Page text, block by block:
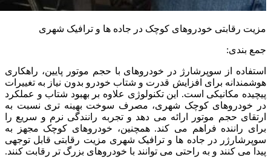
مزیت رقابتی خودروهای کوچک در جاده ها و ترافیک شهری
جمع بندی:
استفاده از سوپرشارژ در خودروهای با حجم موتور پایین، راهکاری
هوشمندانه برای افزایش قدرت و شتاب خودرو بدون نیاز به تغییرات
پیچیده مکانیکی است. این تکنولوژی علاوه بر بهبود شتاب و عملکرد
در خودروهای کوچک شهری، مصرف سوخت بهینه تری نسبت به
ارتقای حجم موتور ارائه می دهد و تجربه رانندگی نرم و سریع را
برای راننده فراهم می کند. همچنین، خودروهای کوچک مجهز به
سوپرشارژر در جاده ها و ترافیک شهری مزیت رقابتی قابل توجهی
پیدا می کنند و به راحتی می توانند با خودروهای بزرگ تر رقابت کنند.